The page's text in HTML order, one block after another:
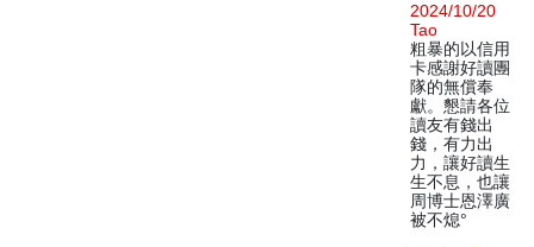
2024/10/20
Tao
粗暴的以信用
卡感謝好讀團
隊的無償奉
獻。懇請各位
讀友有錢出
錢，有力出
力，讓好讀生
生不息，也讓
周博士恩澤廣
被不熄°